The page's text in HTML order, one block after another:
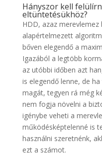
Hányszor kell
eltüntetésükhöz?
HDD, azaz
alapértelmezett
bőven elegendő a
Igazából a legtöbb
az utóbbi időben azt
is elegendő lenne, de
magát, tegyen rá még
nem fogja növelni a
igénybe veheti a
működésképtelenné is
használni szeretnénk,
ezt a számot.